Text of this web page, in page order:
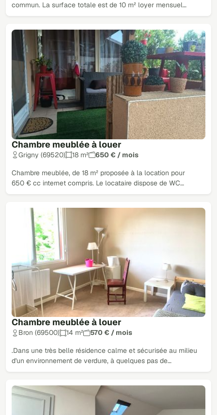
commun. La surface totale est de 10 m² loyer mensuel…
Chambre meublée à louer
Grigny (69520) 18 m² 650 € / mois
Chambre meublée, de 18 m² proposée à la location pour
650 € cc internet compris. Le locataire dispose de WC…
Chambre meublée à louer
Bron (69500) 14 m² 570 € / mois
.Dans une très belle résidence calme et sécurisée au milieu
d'un environnement de verdure, à quelques pas de…